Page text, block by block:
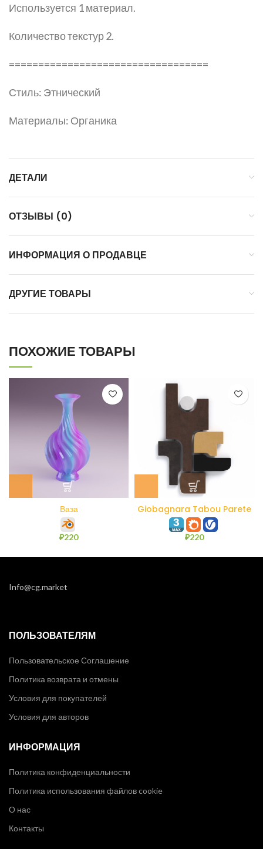
Используется 1 материал.
Количество текстур 2.
==================================
Стиль: Этнический
Материалы: Органика
ДЕТАЛИ
ОТЗЫВЫ (0)
ИНФОРМАЦИЯ О ПРОДАВЦЕ
ДРУГИЕ ТОВАРЫ
ПОХОЖИЕ ТОВАРЫ
Ваза
₽220
Giobagnara Tabou Parete
#4
₽220
Info@cg.market
ПОЛЬЗОВАТЕЛЯМ
Пользовательское Соглашение
Политика возврата и отмены
Условия для покупателей
Условия для авторов
ИНФОРМАЦИЯ
Политика конфиденциальности
Политика использования файлов cookie
О нас
Контакты